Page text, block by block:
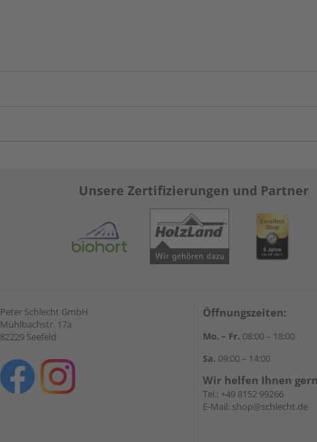
Unsere Zertifizierungen und Partner
Peter Schlecht GmbH
Mühlbachstr. 17a
82229 Seefeld
Öffnungszeiten:
Mo. – Fr. 08:00 – 18:00
Sa. 09:00 – 14:00
Wir helfen Ihnen
Tel.: +49 8152 99266
E-Mail: shop@schlecht.de